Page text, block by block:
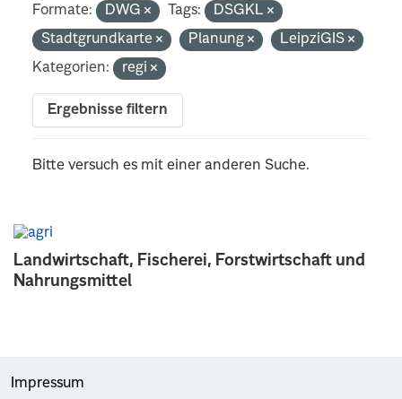
Landwirtschaft, Fischerei, Forstwirtschaft und
Nahrungsmittel
Formate: DWG Tags:
DSGKL
Stadtgrundkarte
Planung
LeipziGIS
Kategorien:
regi
Ergebnisse filtern
Bitte versuch es mit einer anderen Suche.
Impressum